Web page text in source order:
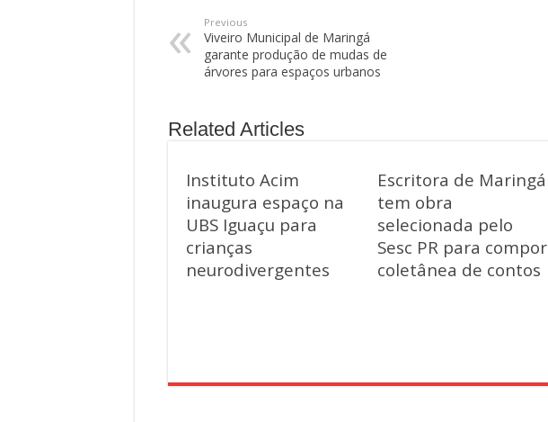
Previous
Viveiro Municipal de Maringá
garante produção de mudas de
árvores para espaços urbanos
Related Articles
Instituto Acim
inaugura espaço na
UBS Iguaçu para
crianças
neurodivergentes
Escritora de Maringá
tem obra
selecionada pelo
Sesc PR para compor
coletânea de contos